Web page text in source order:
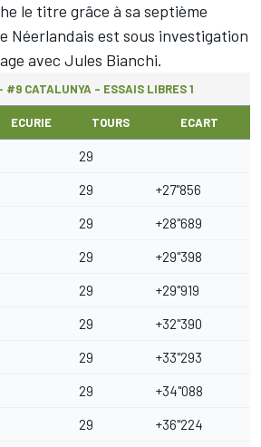
le titre grâce à sa septième
Néerlandais est sous investigation
avec Jules Bianchi.
#9 CATALUNYA - ESSAIS LIBRES 1
ECURIE TOURS ECART
29
29 +27''856
29 +28''689
29 +29''398
29 +29''919
29 +32''390
29 +33''293
29 +34''088
29 +36''224